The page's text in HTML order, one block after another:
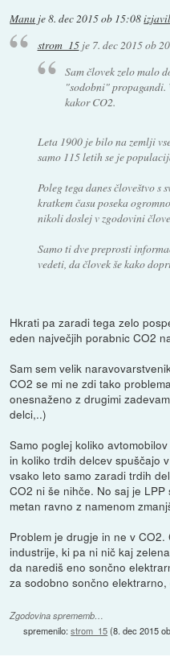
Manu je8. dec 2015 ob 15:08izjavil
strom_15je 7. dec 2015 ob
Sam človek zelo malo
"sodobni" propagandi.
kakor CO2.
Leta 1900 je bilo na zemlji
samo 115 letih se je
Poleg tega danes človeštvo
kratkem času poseka
nikoli doslej v zgodovini
Samo ti dve preprosti
vedeti, da človek še kako
Hkrati pa zaradi tega zelo
eden največjih porabnic CO2
Sam sem velik
CO2 se mi ne zdi tako
onesnaženo z drugimi
delci,..)
Samo poglej koliko
in koliko trdih delcev spuščajo
vsako leto samo zaradi trdih
CO2 ni še nihče. No saj je
metan ravno z namenom
Problem je drugje in ne v
industrije, ki pa ni nič kaj
da narediš eno sončno
za sodobno sončno
Zgodovina sprememb…
spremenilo:strom_15(8. dec 2015